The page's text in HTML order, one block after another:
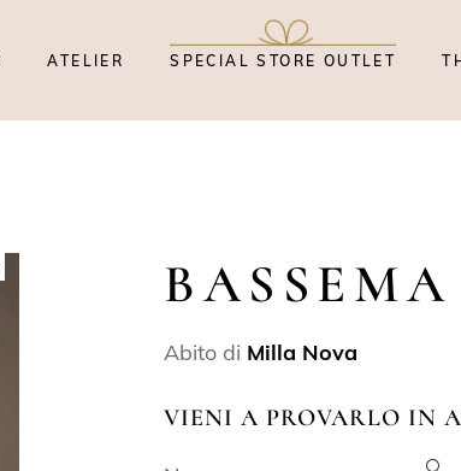
ATELIER SPECIAL STORE OUTLET
BASSEMA
Abito di Milla Nova
VIENI A PROVARLO IN